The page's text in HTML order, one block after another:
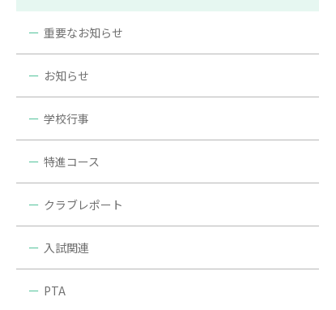
重要なお知らせ
お知らせ
学校行事
特進コース
クラブレポート
入試関連
PTA